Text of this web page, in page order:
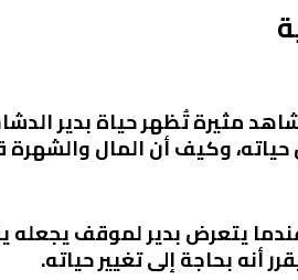
مثيرة تُظهر حياة بدير
حياته، وكيف أن المال
يتعرض بدير لموقف
أنه بحاجة إلى تغيير حياته.